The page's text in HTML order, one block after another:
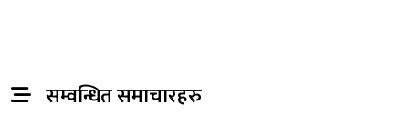
सम्वन्धित समाचारहरु